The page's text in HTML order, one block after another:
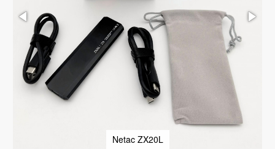
Netac ZX20L